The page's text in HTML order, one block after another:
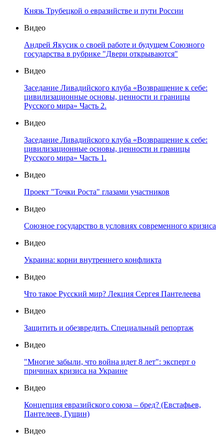
Князь Трубецкой о евразийстве и пути России
Видео
Андрей Якусик о своей работе и будущем Союзного
государства в рубрике "Двери открываются"
Видео
Заседание Ливадийского клуба «Возвращение к себе:
цивилизационные основы, ценности и границы
Русского мира» Часть 2.
Видео
Заседание Ливадийского клуба «Возвращение к себе:
цивилизационные основы, ценности и границы
Русского мира» Часть 1.
Видео
Проект "Точки Роста" глазами участников
Видео
Союзное государство в условиях современного кризиса
Видео
Украина: корни внутреннего конфликта
Видео
Что такое Русский мир? Лекция Сергея Пантелеева
Видео
Защитить и обезвредить. Специальный репортаж
Видео
"Многие забыли, что война идет 8 лет": эксперт о
причинах кризиса на Украине
Видео
Концепция евразийского союза – бред? (Евстафьев,
Пантелеев, Гущин)
Видео